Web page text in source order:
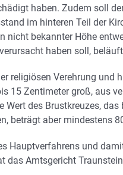
haben. Zudem soll
im hinteren Teil der
nicht bekannter Höhe
haben soll,
religiösen Verehrung und
15 Zentimeter groß, aus
Wert des Brustkreuzes,
beträgt aber mindestens
Hauptverfahrens und
das Amtsgericht